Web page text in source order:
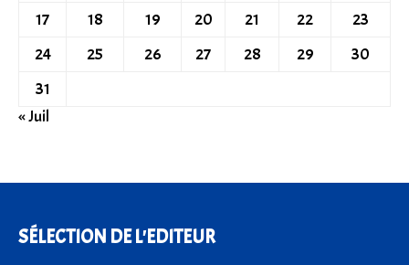
17
18 19 20 21 22
23
24
25 26 27 28 29
30
31
« Juil
SÉLECTION DE L'EDITEUR